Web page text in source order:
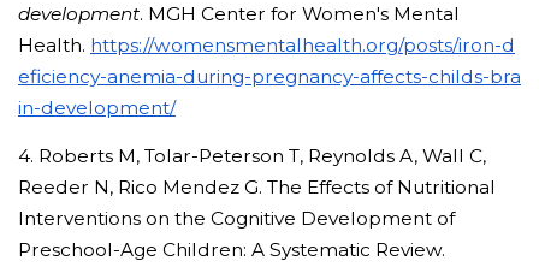
development. MGH Center for Women's Mental
Health. https://womensmentalhealth.org/posts/iron-d
eficiency-anemia-during-pregnancy-affects-childs-bra
in-development/
4. Roberts M, Tolar-Peterson T, Reynolds A, Wall C,
Reeder N, Rico Mendez G. The Effects of Nutritional
Interventions on the Cognitive Development of
Preschool-Age Children: A Systematic Review.